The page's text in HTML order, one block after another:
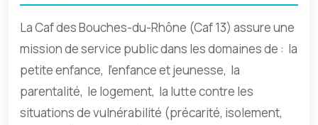
La Caf des Bouches-du-Rhône (Caf 13) assure une
mission de service public dans les domaines de : la
petite enfance, l’enfance et jeunesse, la
parentalité, le logement, la lutte contre les
situations de vulnérabilité (précarité, isolement,